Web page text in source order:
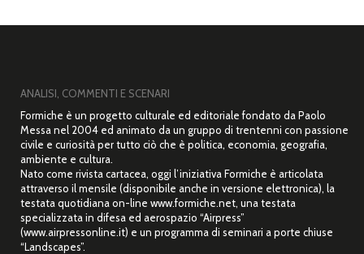
ANALISI, COMMENTI E SCENARI
Formiche è un progetto culturale ed editoriale fondato da Paolo
Messa nel 2004 ed animato da un gruppo di trentenni con passione
civile e curiosità per tutto ciò che è politica, economia, geografia,
ambiente e cultura.
Nato come rivista cartacea, oggi l’iniziativa Formiche è articolata
attraverso il mensile (disponibile anche in versione elettronica), la
testata quotidiana on-line www.formiche.net, una testata
specializzata in difesa ed aerospazio “Airpress”
(www.airpressonline.it) e un programma di seminari a porte chiuse
“Landscapes”.